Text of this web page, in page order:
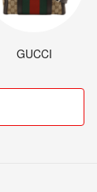
GUCCI